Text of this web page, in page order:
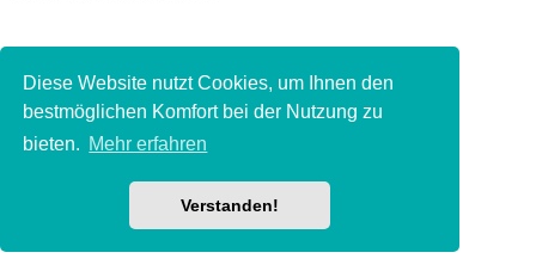
Diese Website nutzt Cookies, um Ihnen den
bestmöglichen Komfort bei der Nutzung zu
bieten. Mehr erfahren
Verstanden!